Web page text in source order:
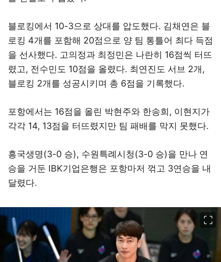
블로킹에서 10-3으로 상대를 압도했다. 김채연은 블
로킹 4개를 포함해 20점으로 양 팀 통틀어 최다 득점
을 선사했다. 고의정과 최정민은 나란히 16점씩 터뜨
렸고, 전수민도 10점을 올렸다. 최연진도 서브 2개,
블로킹 2개를 성공시키며 총 6점을 기록했다.
포항에서는 16점을 올린 박현주와 한송희, 이현지가
각각 14, 13점을 터뜨렸지만 팀 패배를 막지 못했다.
흥국생명(3-0 승), 수원특례시청(3-0 승)을 만나 연
승을 거둔 IBK기업은행은 포항마저 꺾고 3연승을 내
달렸다.